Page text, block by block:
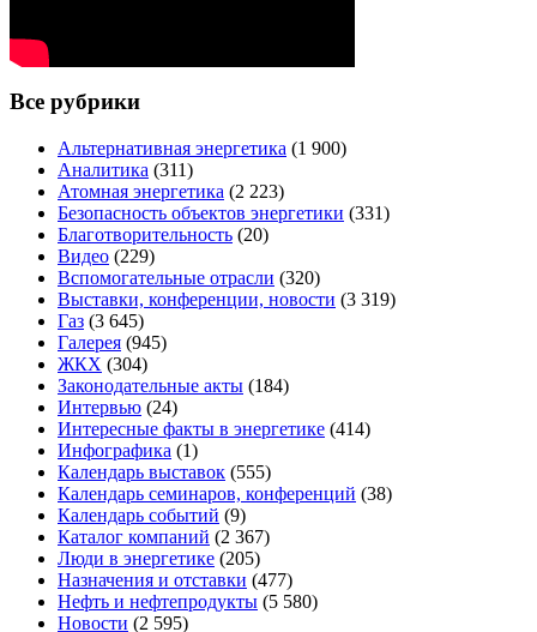
Все рубрики
Альтернативная энергетика (1 900)
Аналитика (311)
Атомная энергетика (2 223)
Безопасность объектов энергетики (331)
Благотворительность (20)
Видео (229)
Вспомогательные отрасли (320)
Выставки, конференции, новости (3 319)
Газ (3 645)
Галерея (945)
ЖКХ (304)
Законодательные акты (184)
Интервью (24)
Интересные факты в энергетике (414)
Инфографика (1)
Календарь выставок (555)
Календарь семинаров, конференций (38)
Календарь событий (9)
Каталог компаний (2 367)
Люди в энергетике (205)
Назначения и отставки (477)
Нефть и нефтепродукты (5 580)
Новости (2 595)